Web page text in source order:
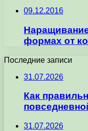
09.12.2016
формах от
Последние записи
31.07.2026
Как
31.07.2026